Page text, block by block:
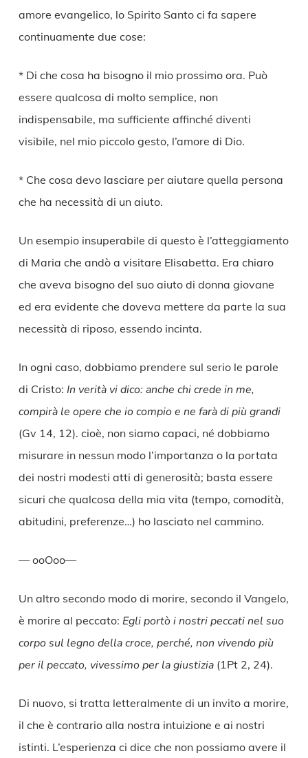
amore evangelico, lo Spirito Santo ci fa sapere
continuamente due cose:
* Di che cosa ha bisogno il mio prossimo ora. Può
essere qualcosa di molto semplice, non
indispensabile, ma sufficiente affinché diventi
visibile, nel mio piccolo gesto, l’amore di Dio.
* Che cosa devo lasciare per aiutare quella persona
che ha necessità di un aiuto.
Un esempio insuperabile di questo è l’atteggiamento
di Maria che andò a visitare Elisabetta. Era chiaro
che aveva bisogno del suo aiuto di donna giovane
ed era evidente che doveva mettere da parte la sua
necessità di riposo, essendo incinta.
In ogni caso, dobbiamo prendere sul serio le parole
di Cristo: In verità vi dico: anche chi crede in me,
compirà le opere che io compio e ne farà di più grandi
(Gv 14, 12). cioè, non siamo capaci, né dobbiamo
misurare in nessun modo l’importanza o la portata
dei nostri modesti atti di generosità; basta essere
sicuri che qualcosa della mia vita (tempo, comodità,
abitudini, preferenze…) ho lasciato nel cammino.
— ooOoo—
Un altro secondo modo di morire, secondo il Vangelo,
è morire al peccato: Egli portò i nostri peccati nel suo
corpo sul legno della croce, perché, non vivendo più
per il peccato, vivessimo per la giustizia(1Pt 2, 24).
Di nuovo, si tratta letteralmente di un invito a morire,
il che è contrario alla nostra intuizione e ai nostri
istinti. L’esperienza ci dice che non possiamo avere il